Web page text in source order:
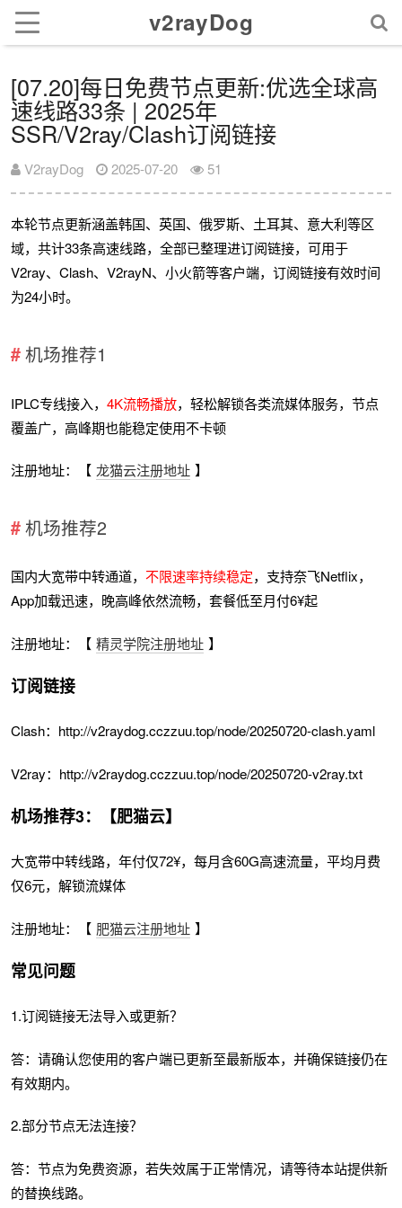
v2rayDog
[07.20]每日免费节点更新:优选全球高
速线路33条 | 2025年
SSR/V2ray/Clash订阅链接
V2rayDog 2025-07-20 51
本轮节点更新涵盖韩国、英国、俄罗斯、土耳其、意大利等区
域，共计33条高速线路，全部已整理进订阅链接，可用于
V2ray、Clash、V2rayN、小火箭等客户端，订阅链接有效时间
为24小时。
机场推荐1
IPLC专线接入，4K流畅播放，轻松解锁各类流媒体服务，节点
覆盖广，高峰期也能稳定使用不卡顿
注册地址：【 龙猫云注册地址 】
机场推荐2
国内大宽带中转通道，不限速率持续稳定，支持奈飞Netflix，
App加载迅速，晚高峰依然流畅，套餐低至月付6¥起
注册地址：【 精灵学院注册地址 】
订阅链接
Clash：http://v2raydog.cczzuu.top/node/20250720-clash.yaml
V2ray：http://v2raydog.cczzuu.top/node/20250720-v2ray.txt
机场推荐3：【肥猫云】
大宽带中转线路，年付仅72¥，每月含60G高速流量，平均月费
仅6元，解锁流媒体
注册地址：【 肥猫云注册地址 】
常见问题
1.订阅链接无法导入或更新？
答：请确认您使用的客户端已更新至最新版本，并确保链接仍在
有效期内。
2.部分节点无法连接？
答：节点为免费资源，若失效属于正常情况，请等待本站提供新
的替换线路。